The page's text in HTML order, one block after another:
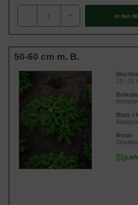
Eigenschaften
robust und relativ
dekoratives Gehölz,
Einzelstellung noch
Gärten oder
ist.
- + In den
50-60 cm m. B.
15 - 25
Blatt- /
Rinde